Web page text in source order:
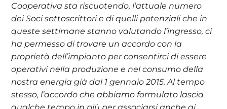
Cooperativa sta riscuotendo, l’attuale numero
dei Soci sottoscrittori e di quelli potenziali che in
queste settimane stanno valutando l’ingresso, ci
ha permesso di trovare un accordo con la
proprietà dell’impianto per consentirci di essere
operativi nella produzione e nel consumo della
nostra energia già dal 1 gennaio 2015. Al tempo
stesso, l’accordo che abbiamo formulato lascia